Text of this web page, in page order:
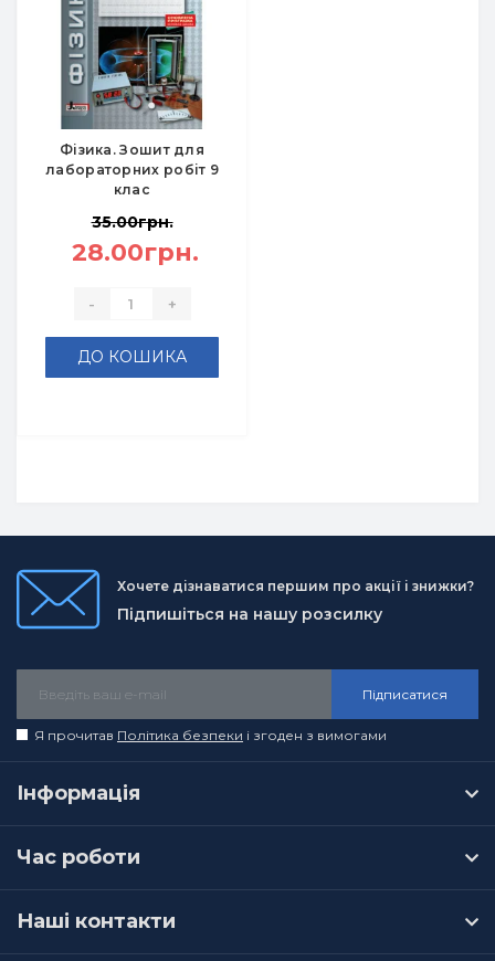
Фізика. Зошит для
лабораторних робіт 9
клас
35.00грн.
28.00грн.
- +
ДО КОШИКА
Хочете дізнаватися першим про акції і знижки?
Підпишіться на нашу розсилку
Підписатися
Я прочитав Політика безпеки і згоден з вимогами
Інформація
Час роботи
Наші контакти